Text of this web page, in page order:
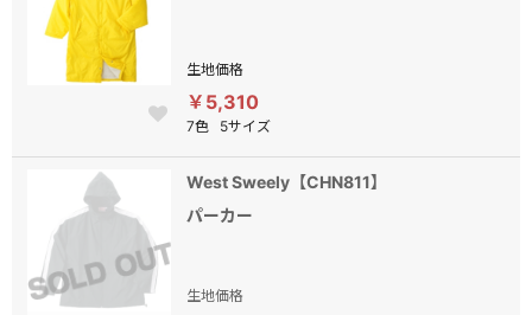
生地価格
￥5,310
7色 5サイズ
West Sweely【CHN811】
パーカー
生地価格